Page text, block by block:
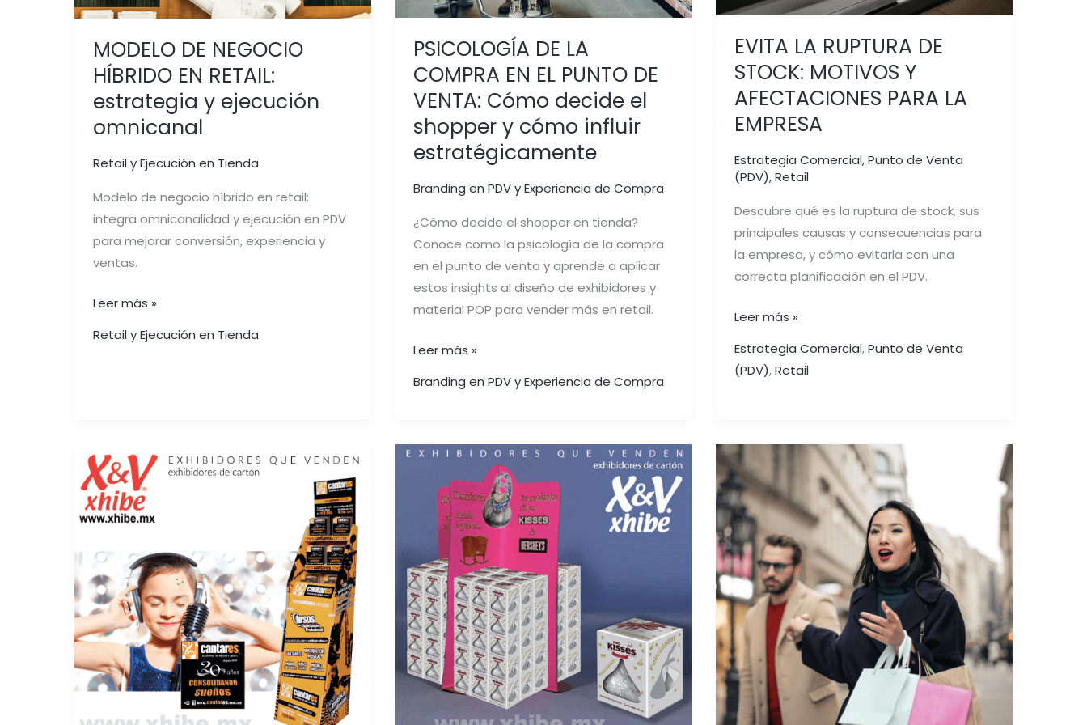
MODELO DE NEGOCIO
HÍBRIDO EN RETAIL:
estrategia y ejecución
omnicanal
Retail y Ejecución en Tienda
Modelo de negocio híbrido en retail:
integra omnicanalidad y ejecución en PDV
para mejorar conversión, experiencia y
ventas.
Leer más »
Retail y Ejecución en Tienda
PSICOLOGÍA DE LA
COMPRA EN EL PUNTO DE
VENTA: Cómo decide el
shopper y cómo influir
estratégicamente
Branding en PDV y Experiencia de Compra
¿Cómo decide el shopper en tienda?
Conoce como la psicología de la compra
en el punto de venta y aprende a aplicar
estos insights al diseño de exhibidores y
material POP para vender más en retail.
influir
estratégicamente
Leer más »
Branding en PDV y Experiencia de Compra
EVITA LA RUPTURA DE
STOCK: MOTIVOS Y
AFECTACIONES PARA LA
EMPRESA
Estrategia Comercial,Punto de Venta
(PDV),Retail
Descubre qué es la ruptura de stock, sus
principales causas y consecuencias para
la empresa, y cómo evitarla con una
correcta planificación en el PDV.
Leer más »
Estrategia Comercial,Punto de Venta
(PDV),Retail
ACTIVACIONES
DE
MARCA
PARA
EL
PUNTO
DE
VENTA
ESTRATEGIAS
DESARROLLO
PRODUCTOS
PARA
INCREMENTAR
LA
COMPETITIVIDAD
SAMPLING
EN
PUNTO
DE
VENTA:
La
Psicología
que
Impulsa
la
Compra